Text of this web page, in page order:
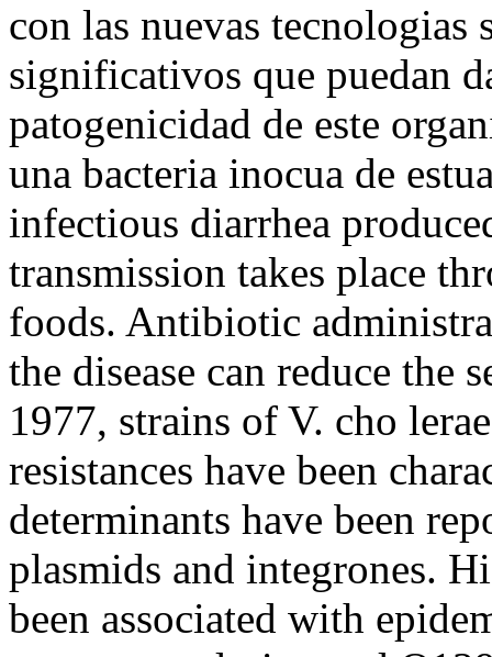
con las nuevas tecnologias
significativos que puedan
patogenicidad de este
una bacteria inocua de
infectious diarrhea
transmission takes place
foods. Antibiotic
the disease can reduce the
1977, strains of V. cho
resistances have been
determinants have been
plasmids and integrones.
been associated with